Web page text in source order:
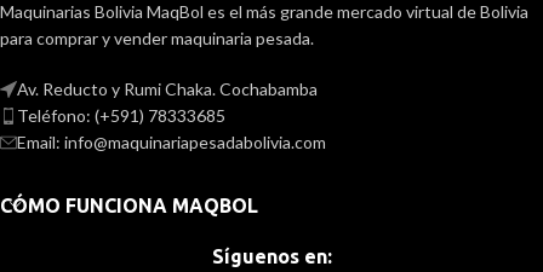
Maquinarias Bolivia MaqBol es el más grande mercado virtual de Bolivia
para comprar y vender maquinaria pesada.
Av. Reducto y Rumi Chaka. Cochabamba
Teléfono: (+591) 78333685
Email: info@maquinariapesadabolivia.com
CÓMO FUNCIONA MAQBOL
Síguenos en: